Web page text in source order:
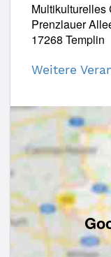
Multikulturelles
Prenzlauer
17268 Templin
Weitere